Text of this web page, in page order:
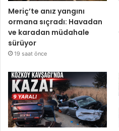
Meriç’te anız yangını
ormana sıçradı: Havadan
ve karadan müdahale
sürüyor
19 saat önce